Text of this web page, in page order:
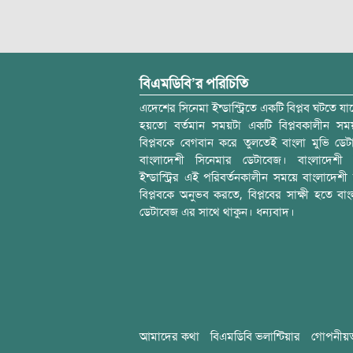
বিএমডিবি’র পরিচিতি
এদেশের সিনেমা ইন্ডাস্ট্রিতে একটি বিপ্লব ঘটতে
হয়তো বর্তমান সময়টা একটি বিপ্লবকালীন
বিপ্লবকে বেগবান করে তুলতেই বাংলা মুভি
বাংলাদেশী সিনেমার ডেটাবেজ। বাংলাদেশী
ইন্ডাস্ট্রির এই পরিবর্তনকালীন সময়ে বাংলাদেশী
বিপ্লবকে অনুভব করতে, বিপ্লবের সাক্ষী হতে
ডেটাবেজ এর সাথে থাকুন। ধন্যবাদ।
আমাদের কথা বিএমডিবি ভলান্টিয়ার